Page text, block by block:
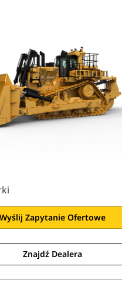
Wyślij Zapytanie Ofertowe
Znajdź Dealera